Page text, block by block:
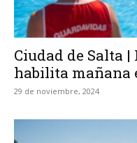
Ciudad de Salta
habilita mañana
29 de noviembre, 2024